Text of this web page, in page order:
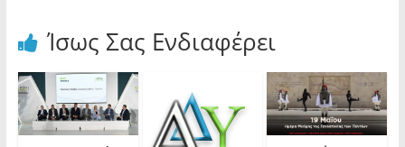
Ίσως Σας Ενδιαφέρει